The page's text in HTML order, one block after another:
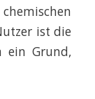
ist die
ein Grund,